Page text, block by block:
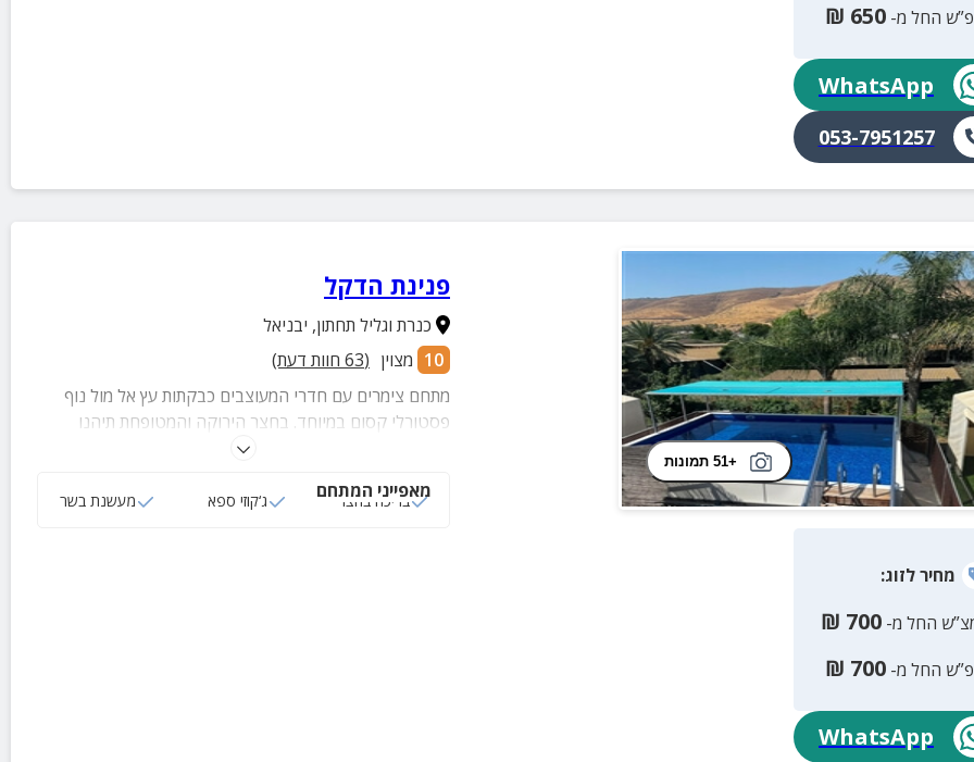
החל מ- 650
₪
WhatsApp
053-7951257
+51 תמונות
פנינת הדקל
כנרת וגליל תחתון, יבניאל
10 מצוין (
63 חוות דעת)
מתחם צימרים עם חדרי המעוצבים כבקתות עץ אל מול נוף
פסטורלי קסום במיוחד. בחצר הירוקה והמטופחת תיהנו
מבריכה, ג'קוזי ספא, מנגל, מעשנת בשרים, טרמפולינה, פינות
מאפייני המתחם
בריכה בחצר ג‘קוזי ספא מעשנת בשר
מחירלזוג:
החל מ- 700
₪
החל מ- 700
₪
WhatsApp